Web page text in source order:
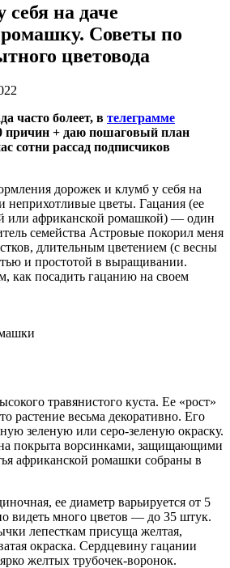
на даче
Советы по
цветовода
часто болеет, в телеграмме
причин + даю пошаговый план
сотни рассад подписчиков
дорожек и клумб у себя на
неприхотливые цветы. Гацания (ее
или африканской ромашкой) — один
семейства Астровые покорил меня
длительным цветением (с весны
и простотой в выращивании.
как посадить гацанию на своем
травянистого куста. Ее «рост»
растение весьма декоративно. Его
зеленую или серо-зеленую окраску.
покрыта ворсинками, защищающими
африканской ромашки собраны в
ее диаметр варьируется от 5
видеть много цветов — до 35 штук.
лепесткам присуща желтая,
окраска. Сердцевину гацании
желтых трубочек-воронок.